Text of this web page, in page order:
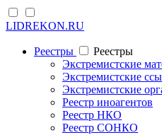
LIDREKON.RU
Реестры
Реестры
Экстремистские
Экстремистские
Экстремистские
Реестр иноагентов
Реестр НКО
Реестр СОНКО